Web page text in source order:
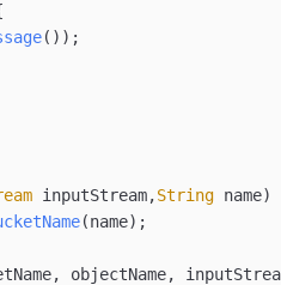
());
inputStream,String name)
(name);
objectName,